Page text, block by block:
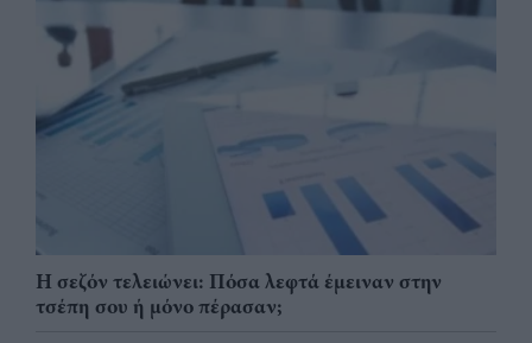
Η σεζόν τελειώνει: Πόσα λεφτά έμειναν στην
τσέπη σου ή μόνο πέρασαν;